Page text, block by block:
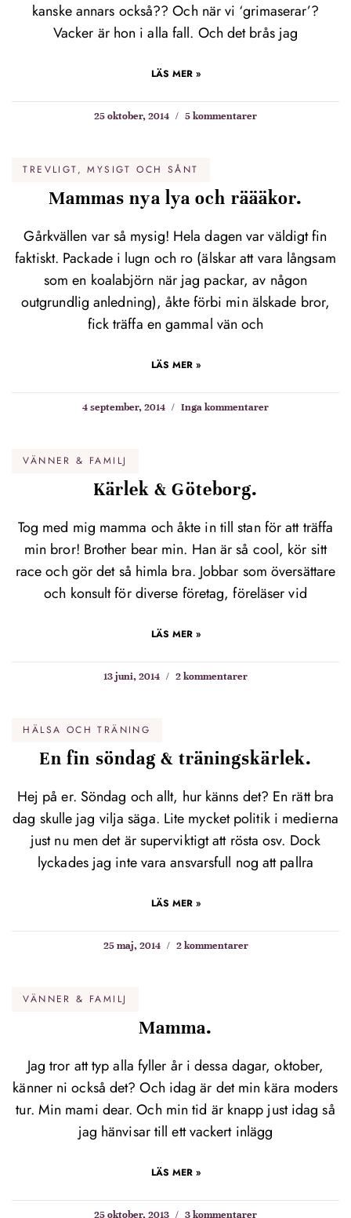
kanske annars också?? Och när vi ‘grimaserar’?
Vacker är hon i alla fall. Och det brås jag
LÄS MER »
25 oktober, 2014 5 kommentarer
TREVLIGT, MYSIGT OCH SÅNT
Mammas nya lya och räääkor.
Gårkvällen var så mysig! Hela dagen var väldigt fin
faktiskt. Packade i lugn och ro (älskar att vara långsam
som en koalabjörn när jag packar, av någon
outgrundlig anledning), åkte förbi min älskade bror,
fick träffa en gammal vän och
LÄS MER »
4 september, 2014 Inga kommentarer
VÄNNER & FAMILJ
Kärlek & Göteborg.
Tog med mig mamma och åkte in till stan för att träffa
min bror! Brother bear min. Han är så cool, kör sitt
race och gör det så himla bra. Jobbar som översättare
och konsult för diverse företag, föreläser vid
LÄS MER »
13 juni, 2014 2 kommentarer
HÄLSA OCH TRÄNING
En fin söndag & träningskärlek.
Hej på er. Söndag och allt, hur känns det? En rätt bra
dag skulle jag vilja säga. Lite mycket politik i medierna
just nu men det är superviktigt att rösta osv. Dock
lyckades jag inte vara ansvarsfull nog att pallra
LÄS MER »
25 maj, 2014 2 kommentarer
VÄNNER & FAMILJ
Mamma.
Jag tror att typ alla fyller år i dessa dagar, oktober,
känner ni också det? Och idag är det min kära moders
tur. Min mami dear. Och min tid är knapp just idag så
jag hänvisar till ett vackert inlägg
LÄS MER »
25 oktober, 2013 3 kommentarer